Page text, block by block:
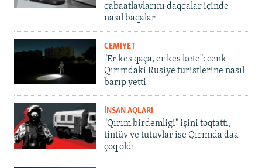
qabaatlavlarını daqqalar içinde
nasıl baqalar
CEMİYET
"Er kes qaça, er kes kete": cenk
Qırımdaki Rusiye turistlerine nasıl
barıp yetti
İNSAN AQLARI
"Qırım birdemligi" işini toqtattı,
tintüv ve tutuvlar ise Qırımda daa
çoq oldı